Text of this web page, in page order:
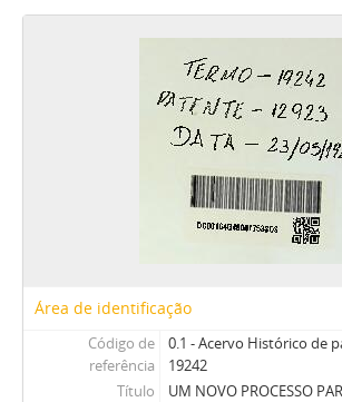
Área de identificação
Código de
referência
0.1 - Acervo Histórico de
19242
Título
UM NOVO PROCESSO